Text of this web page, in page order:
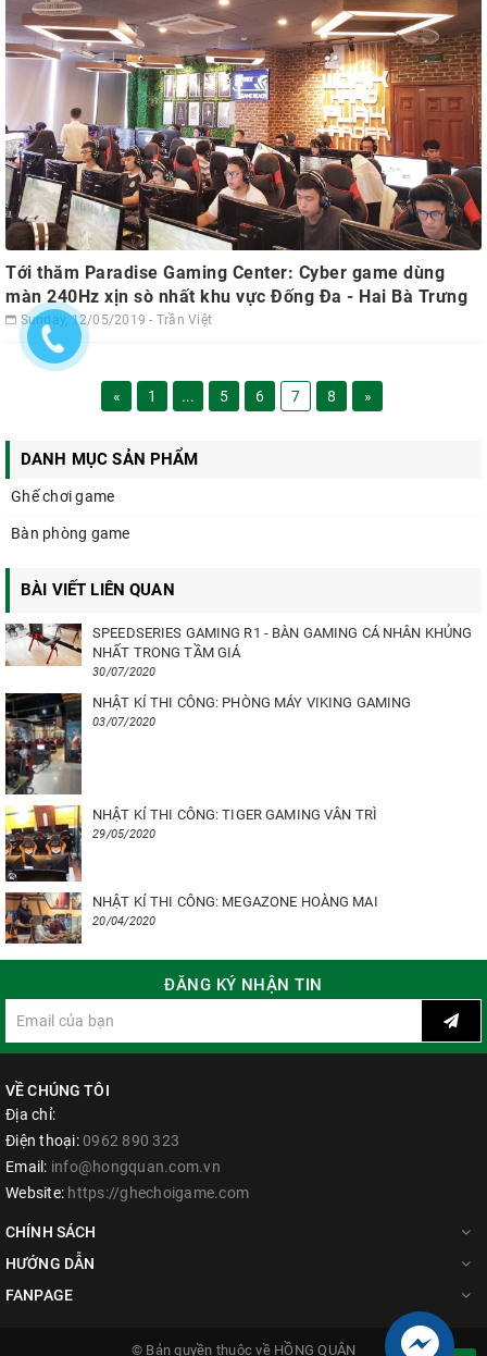
Tới thăm Paradise Gaming Center: Cyber game dùng
màn 240Hz xịn sò nhất khu vực Đống Đa - Hai Bà Trưng
Sunday, 12/05/2019 - Trần Việt
« 1 ... 5 6 7 8 »
DANH MỤC SẢN PHẨM
Ghế chơi game
Bàn phòng game
BÀI VIẾT LIÊN QUAN
SPEEDSERIES GAMING R1 - BÀN GAMING CÁ NHÂN KHỦNG
NHẤT TRONG TẦM GIÁ
30/07/2020
NHẬT KÍ THI CÔNG: PHÒNG MÁY VIKING GAMING
03/07/2020
NHẬT KÍ THI CÔNG: TIGER GAMING VÂN TRÌ
29/05/2020
NHẬT KÍ THI CÔNG: MEGAZONE HOÀNG MAI
20/04/2020
ĐĂNG KÝ NHẬN TIN
VỀ CHÚNG TÔI
Địa chỉ:
Điện thoại: 0962 890 323
Email: info@hongquan.com.vn
Website: https://ghechoigame.com
CHÍNH SÁCH
HƯỚNG DẪN
FANPAGE
© Bản quyền thuộc về HỒNG QUÂN